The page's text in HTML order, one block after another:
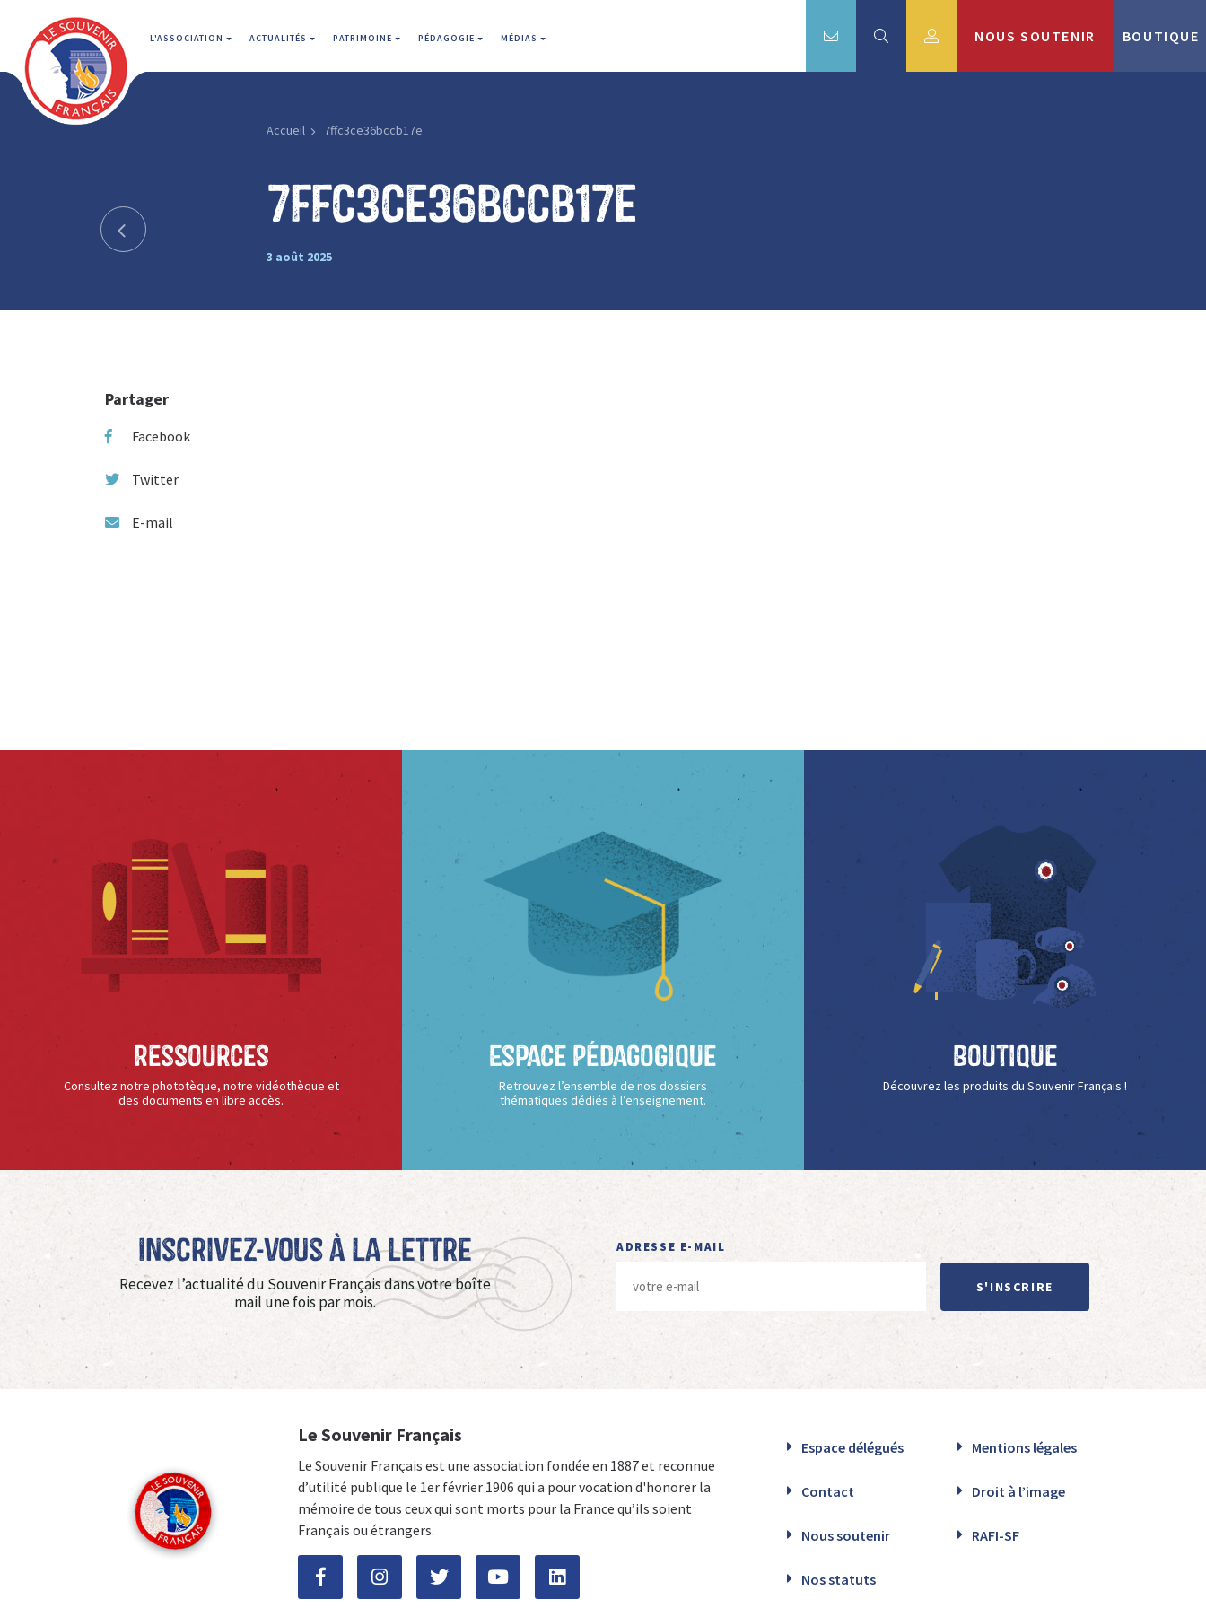
L'ASSOCIATION ACTUALITÉS PATRIMOINE PÉDAGOGIE MÉDIAS NOUS SOUTENIR BOUTIQUE
Accueil 7ffc3ce36bccb17e
7ffc3ce36bccb17e
3 août 2025
Partager
Facebook
Twitter
E-mail
Ressources
Consultez notre phototèque, notre vidéothèque et
des documents en libre accès.
Espace Pédagogique
Retrouvez l’ensemble de nos dossiers
thématiques dédiés à l’enseignement.
Boutique
Découvrez les produits du Souvenir Français !
Inscrivez-vous à La Lettre
Recevez l’actualité du Souvenir Français dans votre boîte
mail une fois par mois.
ADRESSE E-MAIL
S'INSCRIRE
Le Souvenir Français
Le Souvenir Français est une association fondée en 1887 et reconnue
d’utilité publique le 1er février 1906 qui a pour vocation d'honorer la
mémoire de tous ceux qui sont morts pour la France qu’ils soient
Français ou étrangers.
Espace délégués Mentions légales
Contact Droit à l’image
Nous soutenir RAFI-SF
Nos statuts